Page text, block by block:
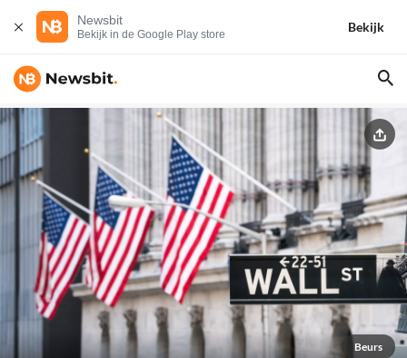
Newsbit
Bekijk in de Google Play store
Bekijk
Beurs